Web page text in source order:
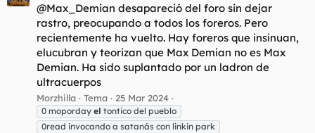
@Max_Demian desapareció del foro sin dejar
rastro, preocupando a todos los foreros. Pero
recientemente ha vuelto. Hay foreros que insinuan,
elucubran y teorizan que Max Demian no es Max
Demian. Ha sido suplantado por un ladron de
ultracuerpos
Morzhilla Tema 25 Mar 2024
0 moporday el tontico del pueblo
0read invocando a satanás con linkin park